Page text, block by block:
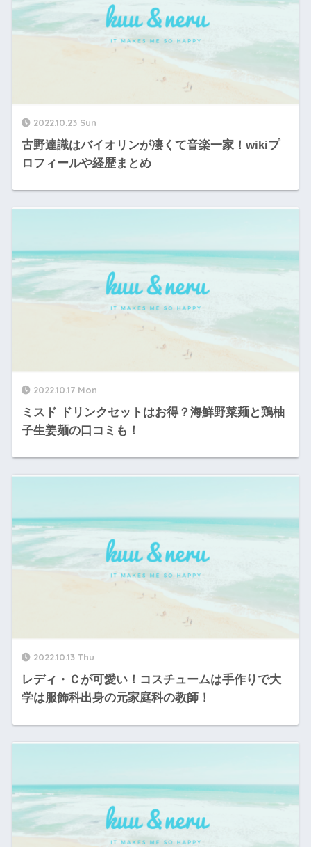
2022.10.23 Sun
古野達識はバイオリンが凄くて音楽一家！wikiプ
ロフィールや経歴まとめ
2022.10.17 Mon
ミスド ドリンクセットはお得？海鮮野菜麺と鶏柚
子生姜麺の口コミも！
2022.10.13 Thu
レディ・Ｃが可愛い！コスチュームは手作りで大
学は服飾科出身の元家庭科の教師！